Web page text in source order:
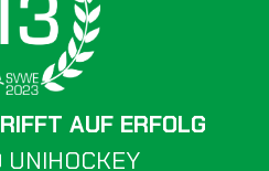
UNIHOCKEY
AUF ERFOLG